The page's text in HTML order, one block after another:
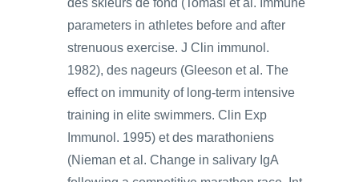
des skieurs de fond (Tomasi et al. Immune
parameters in athletes before and after
strenuous exercise. J Clin immunol.
1982), des nageurs (Gleeson et al. The
effect on immunity of long-term intensive
training in elite swimmers. Clin Exp
Immunol. 1995) et des marathoniens
(Nieman et al. Change in salivary IgA